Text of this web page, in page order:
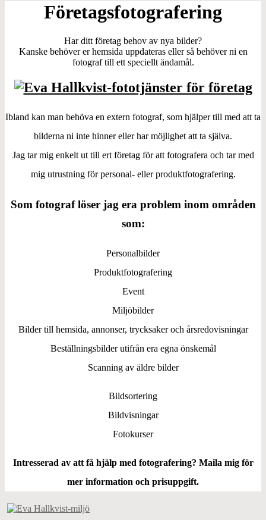
Företagsfotografering
Har ditt företag behov av nya bilder?
Kanske behöver er hemsida uppdateras eller så behöver ni en
fotograf till ett speciellt ändamål.
Ibland kan man behöva en extern fotograf, som hjälper till med att ta
bilderna ni inte hinner eller har möjlighet att ta själva.
Jag tar mig enkelt ut till ert företag för att fotografera och tar med
mig utrustning för personal- eller produktfotografering.
Som fotograf löser jag era problem inom områden
som:
Personalbilder
Produktfotografering
Event
Miljöbilder
Bilder till hemsida, annonser, trycksaker och årsredovisningar
Beställningsbilder utifrån era egna önskemål
Scanning av äldre bilder
Bildsortering
Bildvisningar
Fotokurser
Intresserad av att få hjälp med fotografering? Maila mig för
mer information och prisuppgift.